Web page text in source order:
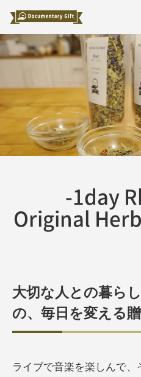
-1day
Original
大切な人との暮ら
の、毎日を変える贈
ライブで音楽を楽しんで